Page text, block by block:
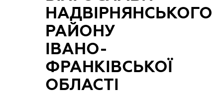
НАДВІРНЯНСЬКОГО
РАЙОНУ
ІВАНО-
ФРАНКІВСЬКОЇ
ОБЛАСТІ